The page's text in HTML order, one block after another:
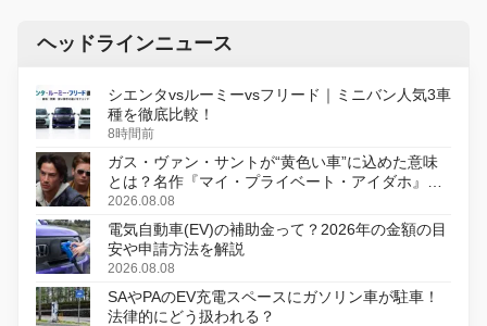
ヘッドラインニュース
シエンタvsルーミーvsフリード｜ミニバン人気3車
種を徹底比較！
8時間前
ガス・ヴァン・サントが“黄色い車”に込めた意味
とは？名作『マイ・プライベート・アイダホ』が
初のデジタルリマスター版で復活
2026.08.08
電気自動車(EV)の補助金って？2026年の金額の目
安や申請方法を解説
2026.08.08
SAやPAのEV充電スペースにガソリン車が駐車！
法律的にどう扱われる？